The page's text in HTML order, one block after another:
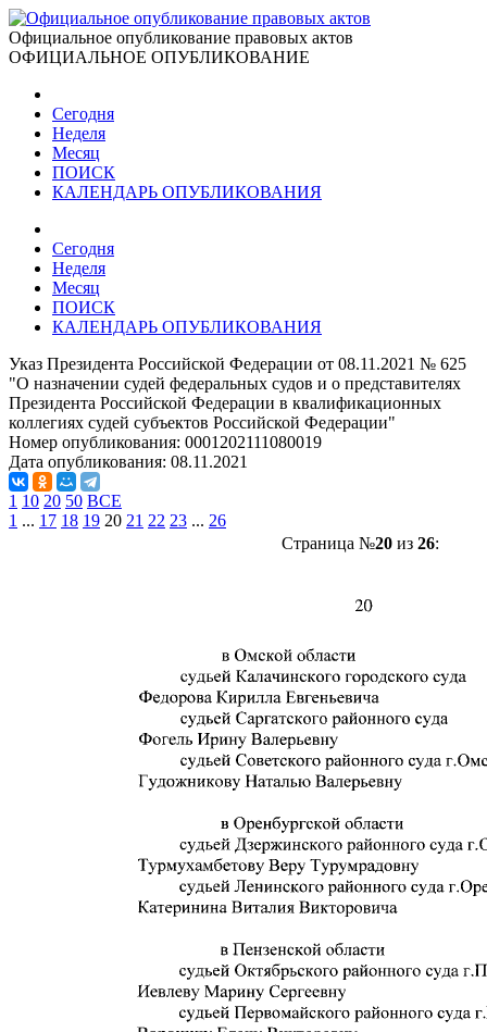
Официальное опубликование правовых актов
ОФИЦИАЛЬНОЕ ОПУБЛИКОВАНИЕ
Сегодня
Неделя
Месяц
ПОИСК
КАЛЕНДАРЬ ОПУБЛИКОВАНИЯ
Сегодня
Неделя
Месяц
ПОИСК
КАЛЕНДАРЬ ОПУБЛИКОВАНИЯ
Указ Президента Российской Федерации от 08.11.2021 № 625
"О назначении судей федеральных судов и о представителях
Президента Российской Федерации в квалификационных
коллегиях судей субъектов Российской Федерации"
Номер опубликования: 0001202111080019
Дата опубликования: 08.11.2021
1 10 20 50 ВСЕ
1 ... 17 18 19 20 21 22 23 ... 26
Страница №20из 26: